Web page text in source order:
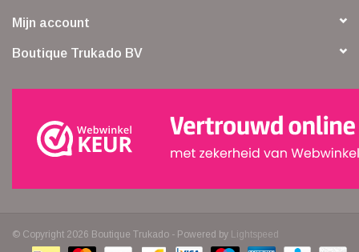
Mijn account
Boutique Trukado BV
© Copyright 2026 Boutique Trukado - Powered by Lightspeed